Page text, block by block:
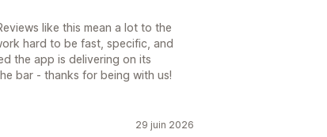
like this mean a lot to the
hard to be fast, specific, and
the app is delivering on its
bar - thanks for being with us!
29 juin 2026